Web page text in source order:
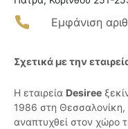
Εμφάνιση
Σχετικά με την
Η εταιρεία Desiree
1986 στη
αναπτυχθεί στον χώρο